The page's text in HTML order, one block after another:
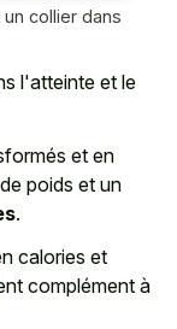
collier dans
l'atteinte et le
et en
poids et un
.
calories et
complément à